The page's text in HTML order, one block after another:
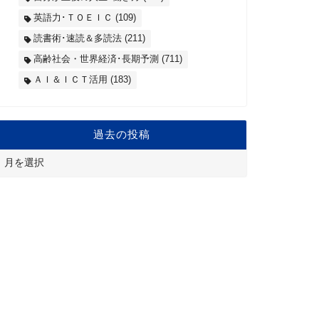
英語力･ＴＯＥＩＣ (109)
読書術･速読＆多読法(211)
高齢社会・世界経済･長期予測 (711)
ＡＩ＆ＩＣＴ活用 (183)
過去の投稿